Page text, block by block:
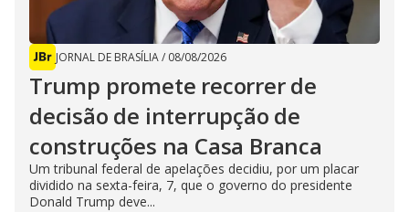
JORNAL DE BRASÍLIA/ 08/08/2026
Trump promete recorrer de
decisão de interrupção de
construções na Casa Branca
Um tribunal federal de apelações decidiu, por um placar
dividido na sexta-feira, 7, que o governo do presidente
Donald Trump deve...